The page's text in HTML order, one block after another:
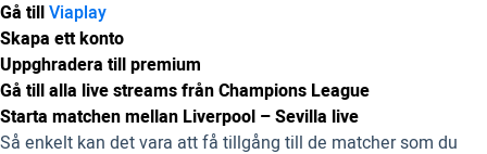
Gå tillViaplay
Skapa ett konto
Uppghradera till premium
Gå till alla live streams från Champions League
Starta matchen mellan Liverpool – Sevilla live
Så enkelt kan det vara att få tillgång till de matcher som du